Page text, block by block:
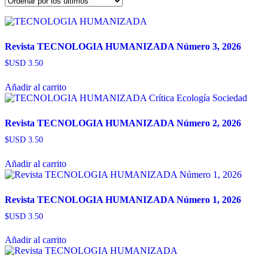
Revista TECNOLOGIA HUMANIZADA Número 3, 2026
$USD 3.50
Añadir al carrito
Revista TECNOLOGIA HUMANIZADA Número 2, 2026
$USD 3.50
Añadir al carrito
Revista TECNOLOGIA HUMANIZADA Número 1, 2026
$USD 3.50
Añadir al carrito